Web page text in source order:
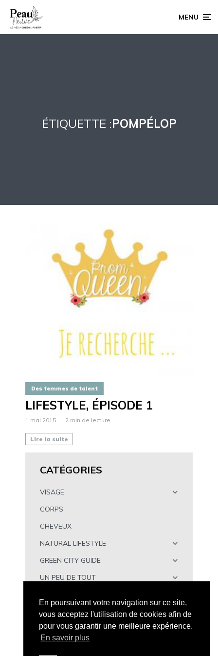
MENU
ÉTIQUETTE :POMPÉLOP
Des femmes de talent
LIFESTYLE, ÉPISODE 1
1 mai 2015 2 min de lecture
Lire la suite
CATÉGORIES
VISAGE
CORPS
CHEVEUX
NATURAL LIFESTYLE
GREEN CITY GUIDE
UN PEU DE TOUT
En poursuivant votre navigation sur ce site,
vous acceptez l'utilisation de cookies afin de
pour vous garantir une meilleure expérience.
En savoir plus